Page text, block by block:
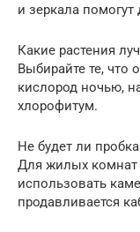
и зеркала помогут
Какие растения
Выбирайте те,
кислород ночью,
хлорофитум.
Не будет ли
Для жилых комнат
использовать
продавливается